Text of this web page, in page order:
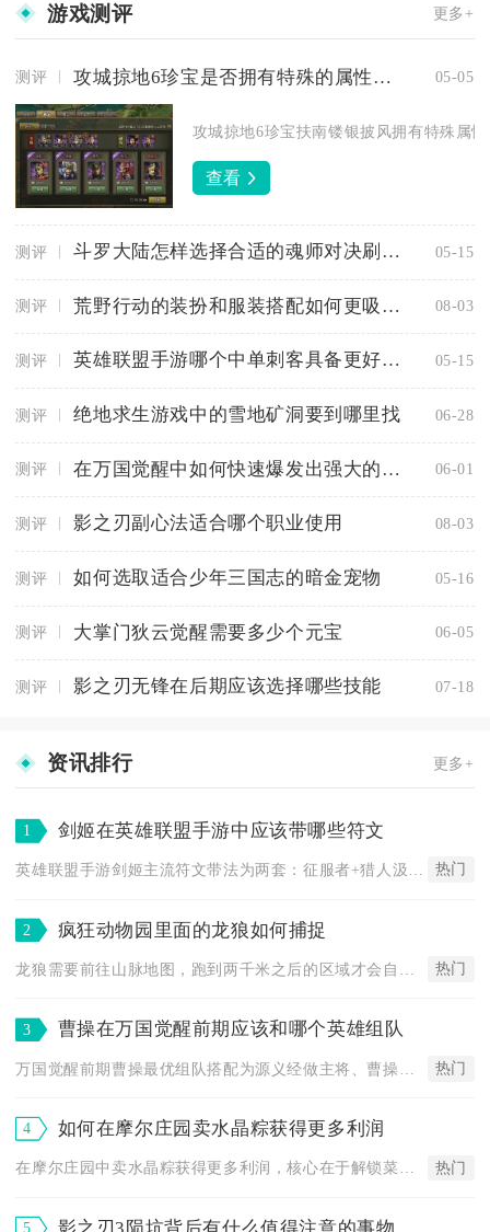
游戏测评 更多+
测评 攻城掠地6珍宝是否拥有特殊的属性加成 05-05
攻城掠地6珍宝扶南镂银披风拥有特殊属
查看
测评 斗罗大陆怎样选择合适的魂师对决刷环地点 05-15
测评 荒野行动的装扮和服装搭配如何更吸引眼球 08-03
测评 英雄联盟手游哪个中单刺客具备更好的机动性 05-15
测评 绝地求生游戏中的雪地矿洞要到哪里找 06-28
测评 在万国觉醒中如何快速爆发出强大的战斗力 06-01
测评 影之刃副心法适合哪个职业使用 08-03
测评 如何选取适合少年三国志的暗金宠物 05-16
测评 大掌门狄云觉醒需要多少个元宝 06-05
测评 影之刃无锋在后期应该选择哪些技能 07-18
资讯排行 更多+
1 剑姬在英雄联盟手游中应该带哪些符文
热门
2 疯狂动物园里面的龙狼如何捕捉
热门
3 曹操在万国觉醒前期应该和哪个英雄组队
热门
4 如何在摩尔庄园卖水晶粽获得更多利润
在摩尔庄园中卖水晶粽获得更多利润，核心在于解锁菜谱、低成本囤... 热门
5